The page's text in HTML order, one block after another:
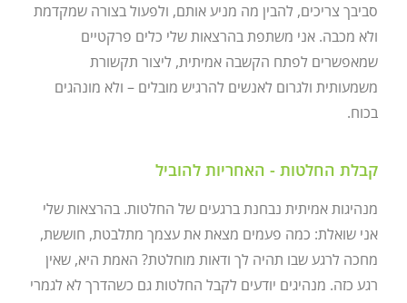
סביבך צריכים, להבין מה מניע אותם, ולפעול בצורה שמקדמת
ולא מכבה. אני משתפת בהרצאות שלי כלים פרקטיים
שמאפשרים לפתח הקשבה אמיתית, ליצור תקשורת
משמעותית ולגרום לאנשים להרגיש מובלים – ולא מונהגים
בכוח.
קבלת החלטות - האחריות להוביל
מנהיגות אמיתית נבחנת ברגעים של החלטות. בהרצאות שלי
אני שואלת: כמה פעמים מצאת את עצמך מתלבטת, חוששת,
מחכה לרגע שבו תהיה לך ודאות מוחלטת? האמת היא, שאין
רגע כזה. מנהיגים יודעים לקבל החלטות גם כשהדרך לא לגמרי